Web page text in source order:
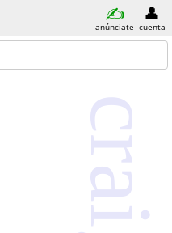
anúnciate cuenta